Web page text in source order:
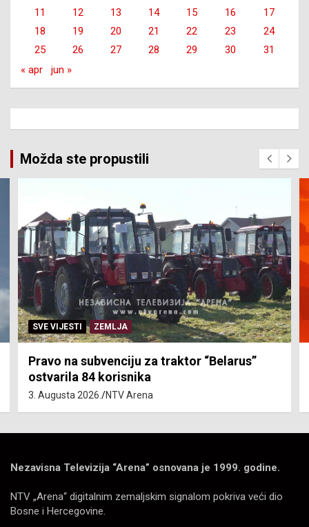
11
12 13 14 15 16
17
18
19 20 21 22 23
24
25
26 27 28 29 30
31
« apr
jun »
Možda ste propustili
SVE VIJESTI ZEMLJA
Pravo na subvenciju za traktor “Belarus”
ostvarila 84 korisnika
3. Augusta 2026. NTV Arena
Nezavisna Televizija “Arena” osnovana je 1999. godine.
NTV „Arena“ digitalnim zemaljskim signalom pokriva veći dio
Bosne i Hercegovine.